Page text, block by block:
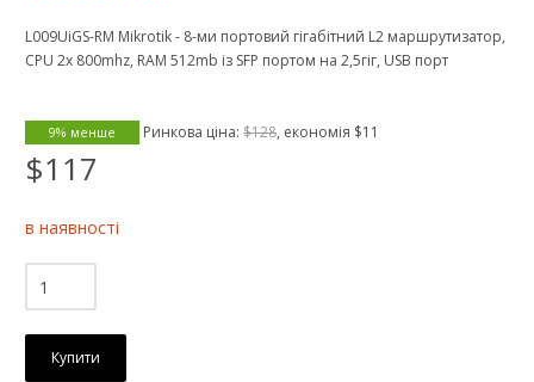
L009UiGS-RM Mikrotik - 8-ми портовий гігабітний L2 маршрутизатор,
CPU 2x 800mhz, RAM 512mb із SFP портом на 2,5гіг, USB порт
9% менше Ринкова ціна: $128, економія $11
$117
в наявності
Купити